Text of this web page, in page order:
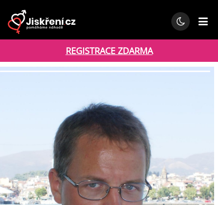
REGISTRACE ZDARMA